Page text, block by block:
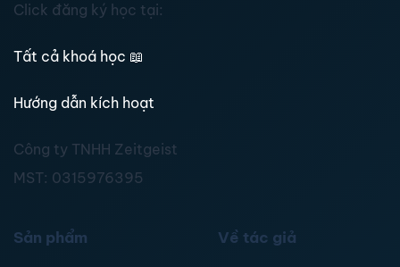
Click đăng ký học tại:
Tất cả khoá học 📖
Hướng dẫn kích hoạt
Công ty TNHH Zeitgeist
MST: 0315976395
Sản phẩm Về tác giả